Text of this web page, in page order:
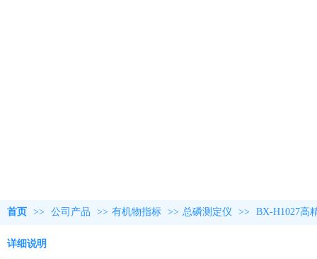
首页 >> 公司产品 >> 有机物指标 >> 总磷测定仪 >> BX-H1027高
详细说明